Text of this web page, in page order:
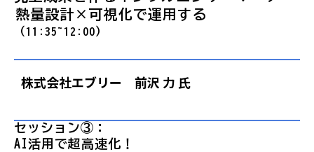
──熱量設計×可視化で運用する
（11:35~12:00）
株式会社エブリー 前沢 力 氏
セッション③：
AI活用で超高速化！